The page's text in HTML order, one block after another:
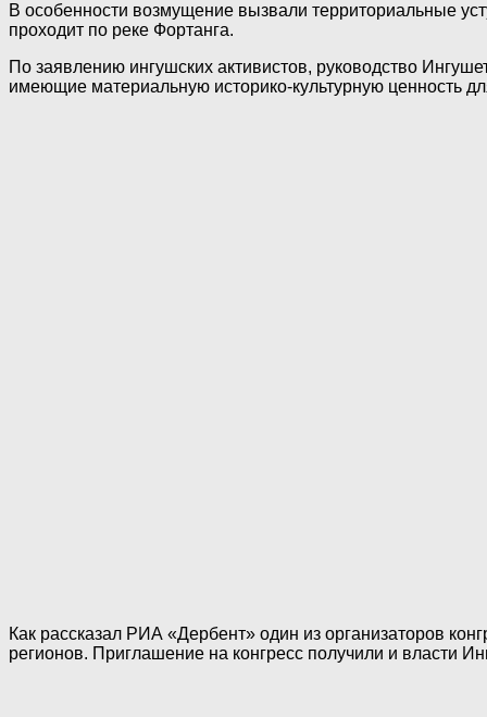
В особенности возмущение вызвали территориальные
проходит по реке Фортанга.
По заявлению ингушских активистов, руководство
имеющие материальную историко-культурную ценность
Как рассказал РИА «Дербент» один из организаторов
регионов. Приглашение на конгресс получили и власти